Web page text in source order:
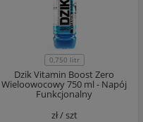
0,750 litr
Dzik Vitamin Boost Zero
Wieloowocowy 750 ml - Napój
Funkcjonalny
zł /szt